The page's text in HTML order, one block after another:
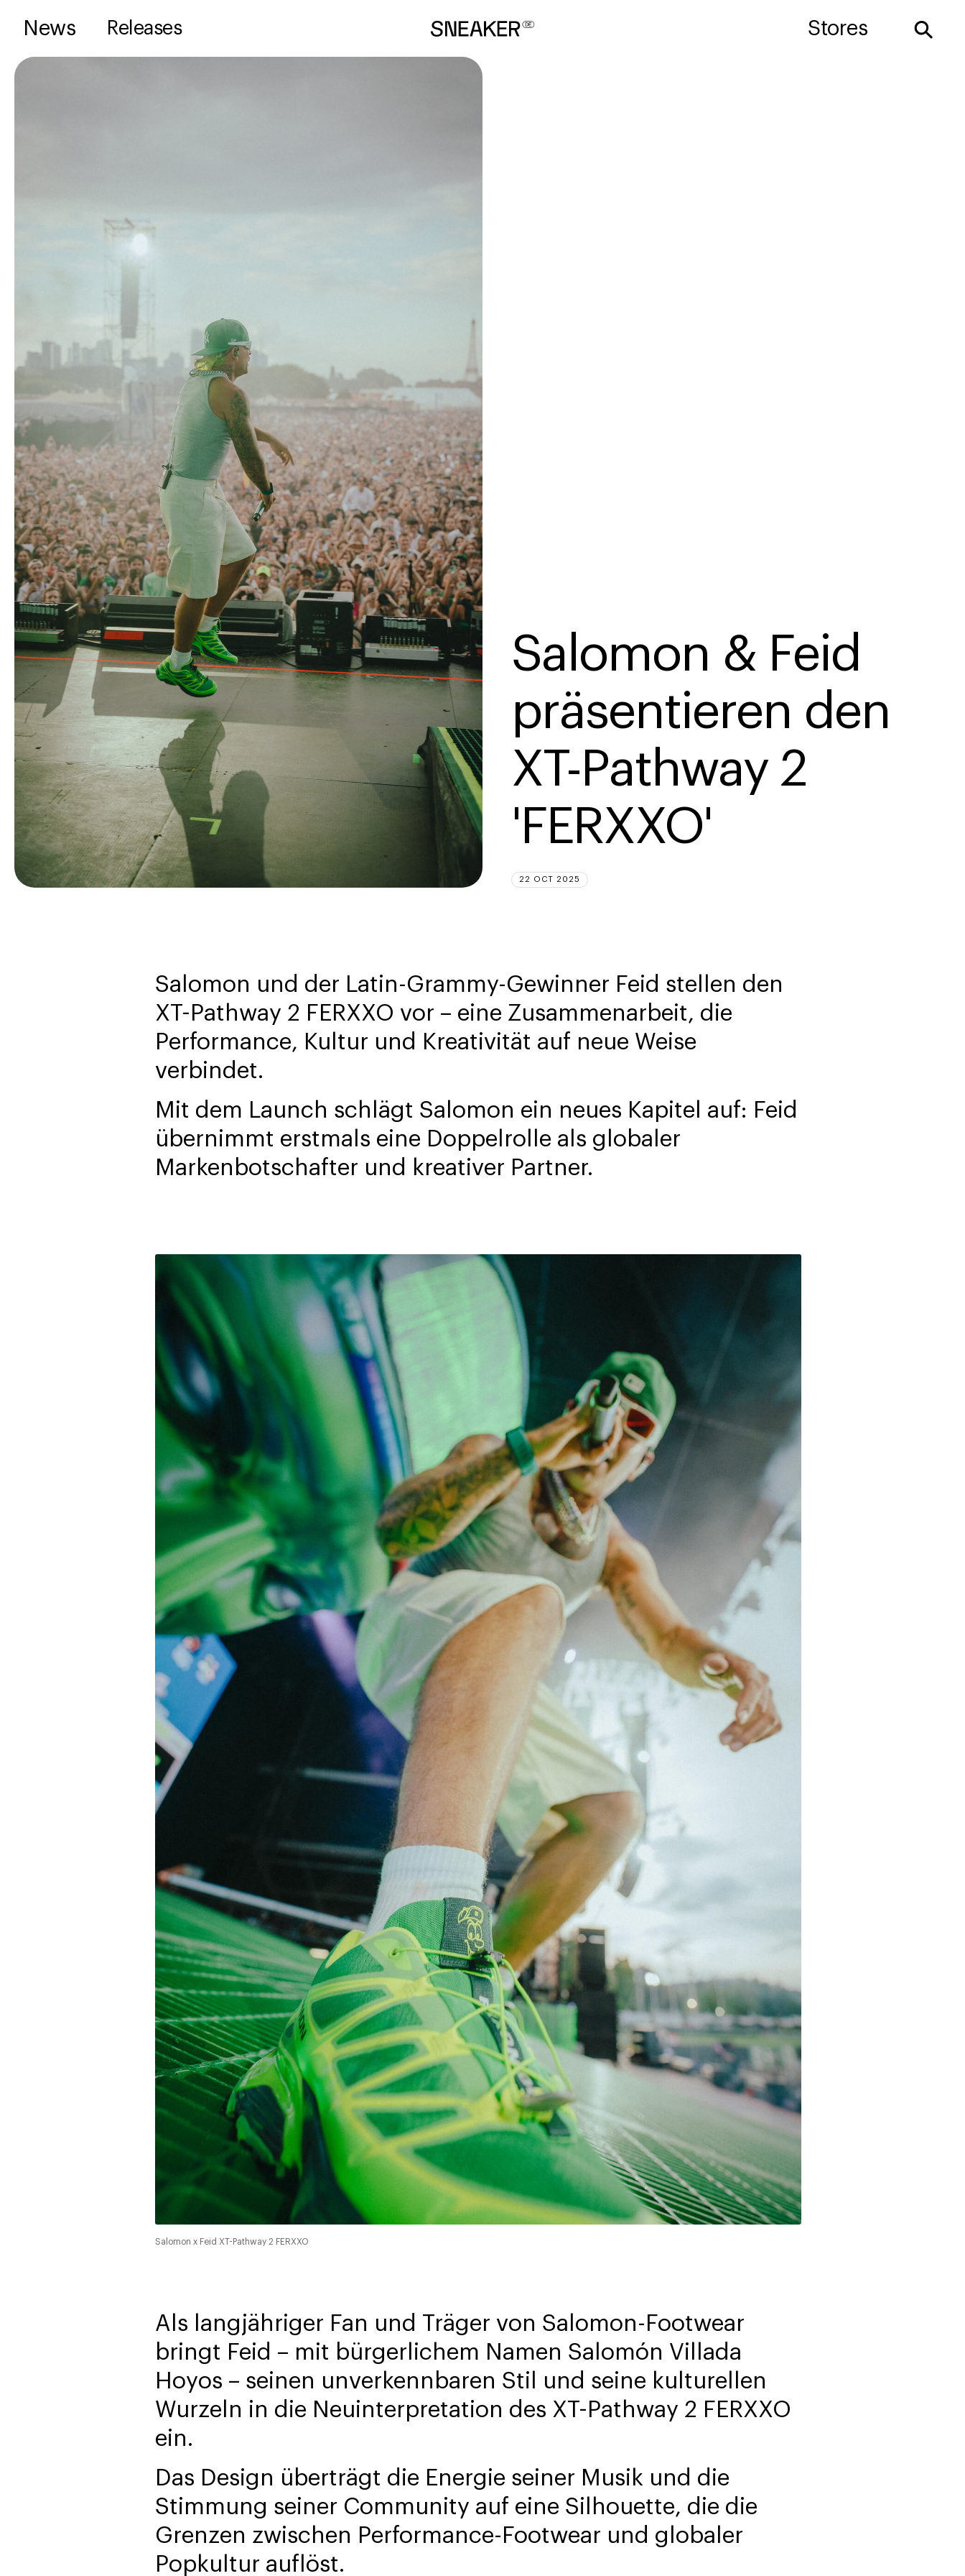
News Releases Stores ⚲
Salomon & Feid
präsentieren den
XT-Pathway 2
'FERXXO'
22 OCT 2025
Salomon und der Latin-Grammy-Gewinner Feid stellen den
XT-Pathway 2 FERXXO vor – eine Zusammenarbeit, die
Performance, Kultur und Kreativität auf neue Weise
verbindet.
Mit dem Launch schlägt Salomon ein neues Kapitel auf: Feid
übernimmt erstmals eine Doppelrolle als globaler
Markenbotschafter und kreativer Partner.
Salomon x Feid XT-Pathway 2 FERXXO
Als langjähriger Fan und Träger von Salomon-Footwear
bringt Feid – mit bürgerlichem Namen Salomón Villada
Hoyos – seinen unverkennbaren Stil und seine kulturellen
Wurzeln in die Neuinterpretation des XT-Pathway 2 FERXXO
ein.
Das Design überträgt die Energie seiner Musik und die
Stimmung seiner Community auf eine Silhouette, die die
Grenzen zwischen Performance-Footwear und globaler
Popkultur auflöst.